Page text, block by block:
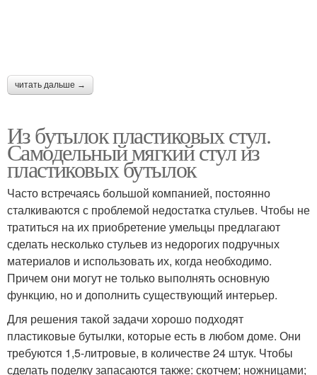
читать дальше →
Из бутылок пластиковых стул.
Самодельный мягкий стул из
пластиковых бутылок
Часто встречаясь большой компанией, постоянно
сталкиваются с проблемой недостатка стульев. Чтобы не
тратиться на их приобретение умельцы предлагают
сделать несколько стульев из недорогих подручных
материалов и использовать их, когда необходимо.
Причем они могут не только выполнять основную
функцию, но и дополнить существующий интерьер.
Для решения такой задачи хорошо подходят
пластиковые бутылки, которые есть в любом доме. Они
требуются 1,5-литровые, в количестве 24 штук. Чтобы
сделать поделку запасаются также: скотчем; ножницами;